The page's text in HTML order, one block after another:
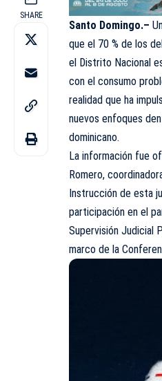
SHARE
Santo Domingo.–
que el 70 % de los
el Distrito Nacional
con el consumo
realidad que ha
nuevos enfoques
dominicano.
La información fue
Romero,
Instrucción de esta
participación en el
Supervisión Judicial
marco de la